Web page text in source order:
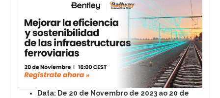
Data: De 20 de Novembro de 2023 ao 20 de